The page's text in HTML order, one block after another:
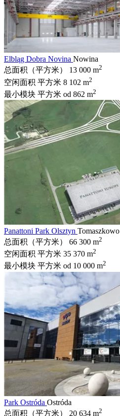
Elbląg Dobra Novina Nowina
总面积（平方米）
13 000 m2
空闲面积 平方米 8 102 m2
最小模块 平方米 od 862 m2
Panattoni Park Olsztyn Tomaszkowo
总面积（平方米）
66 300 m2
空闲面积 平方米 35 370 m2
最小模块 平方米 od 10 000 m2
Park Ostróda Ostróda
总面积（平方米）
20 634 m2